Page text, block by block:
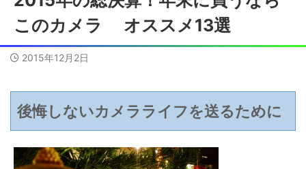
このカメラ オススメ13選
2015年12月2日
後悔しないカメラライフを送るために